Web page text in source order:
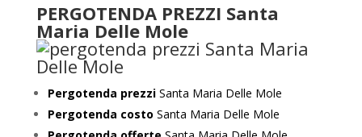
PERGOTENDA PREZZI Santa
Maria Delle Mole
Pergotenda prezziSanta Maria Delle Mole
Pergotenda costo Santa Maria Delle Mole